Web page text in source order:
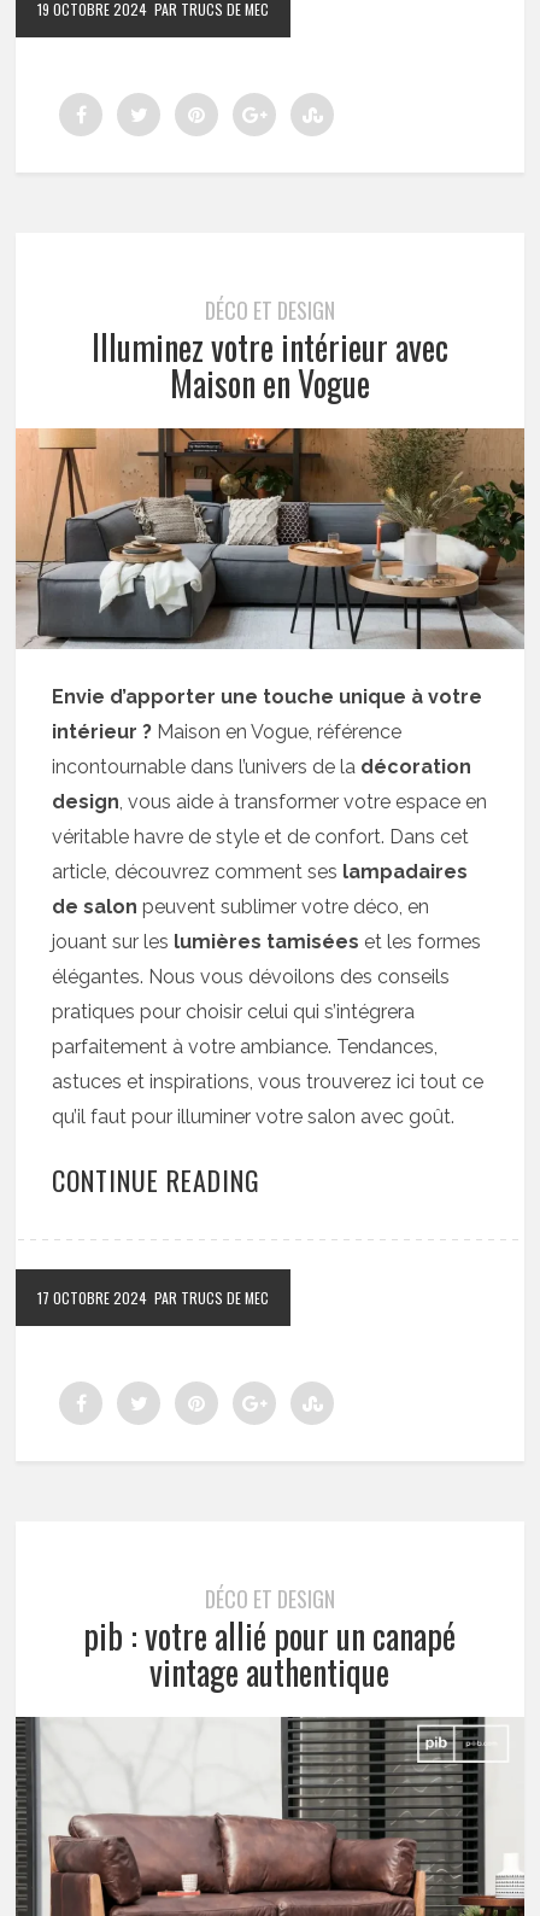
19 OCTOBRE 2024 PAR TRUCS DE MEC
DÉCO ET DESIGN
Illuminez votre intérieur avec
Maison en Vogue
Envie d’apporter une touche unique à votre
intérieur ? Maison en Vogue, référence
incontournable dans l’univers de la décoration
design, vous aide à transformer votre espace en
véritable havre de style et de confort. Dans cet
article, découvrez comment ses lampadaires
de salon peuvent sublimer votre déco, en
jouant sur les lumières tamisées et les formes
élégantes. Nous vous dévoilons des conseils
pratiques pour choisir celui qui s’intégrera
parfaitement à votre ambiance. Tendances,
astuces et inspirations, vous trouverez ici tout ce
qu’il faut pour illuminer votre salon avec goût.
CONTINUE READING
17 OCTOBRE 2024 PAR TRUCS DE MEC
DÉCO ET DESIGN
pib : votre allié pour un canapé
vintage authentique